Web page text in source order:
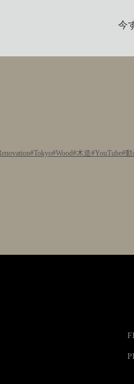
今
Tokyo Wood 木造 YouTube